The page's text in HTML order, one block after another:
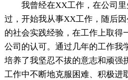
我曾经在XX工作，在公司
过，开始我从事XX工作，随后
的社会实践经验，在工作上取得
公司的认可。通过几年的工作我
培养了我坚忍不拔的意志和顽强
工作中不断地克服困难、积极进